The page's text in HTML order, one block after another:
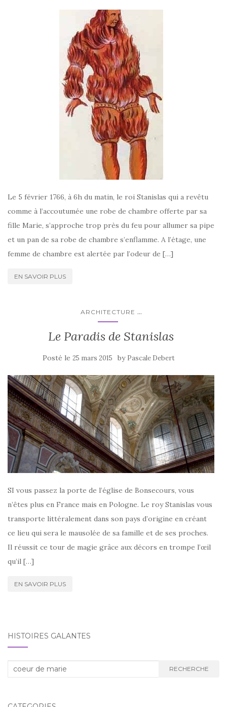
Le 5 février 1766, à 6h du matin, le roi Stanislas qui a revêtu
comme à l’accoutumée une robe de chambre offerte par sa
fille Marie, s’approche trop près du feu pour allumer sa pipe
et un pan de sa robe de chambre s’enflamme. A l’étage, une
femme de chambre est alertée par l’odeur de […]
EN SAVOIR PLUS
ARCHITECTURE ...
Le Paradis de Stanislas
Posté le 25 mars 2015 by Pascale Debert
SI vous passez la porte de l’église de Bonsecours, vous
n’êtes plus en France mais en Pologne. Le roy Stanislas vous
transporte littéralement dans son pays d’origine en créant
ce lieu qui sera le mausolée de sa famille et de ses proches.
Il réussit ce tour de magie grâce aux décors en trompe l’œil
qu’il […]
EN SAVOIR PLUS
HISTOIRES GALANTES
Recherche
RECHERCHE